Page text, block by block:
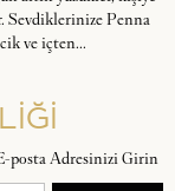
Penna
ve içten...
posta Adresinizi Girin